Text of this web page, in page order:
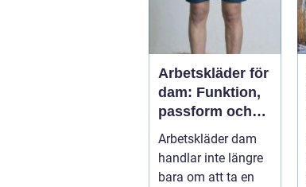
Arbetskläder för
dam: Funktion,
passform och
hållbarhet i
fokus
Arbetskläder dam
handlar inte längre
bara om att ta en